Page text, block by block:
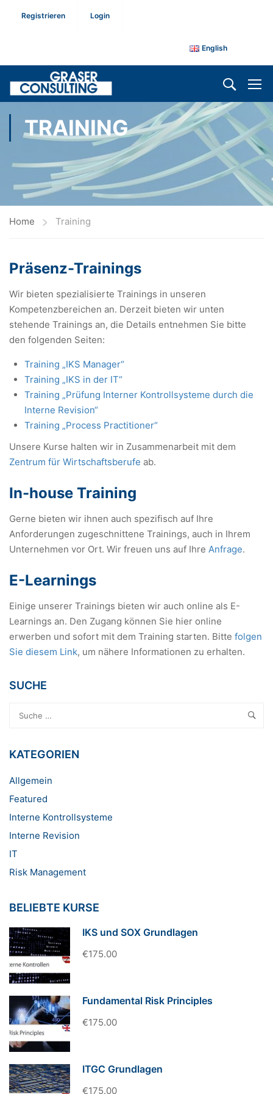
Registrieren Login
English
TRAINING
Home Training
Präsenz-Trainings
Wir bieten spezialisierte Trainings in unseren
Kompetenzbereichen an. Derzeit bieten wir unten
stehende Trainings an, die Details entnehmen Sie bitte
den folgenden Seiten:
Training „IKS Manager“
Training „IKS in der IT“
Training „Prüfung Interner Kontrollsysteme durch die
Interne Revision“
Training „Process Practitioner“
Unsere Kurse halten wir in Zusammenarbeit mit dem
Zentrum für Wirtschaftsberufe ab.
In-house Training
Gerne bieten wir ihnen auch spezifisch auf Ihre
Anforderungen zugeschnittene Trainings, auch in Ihrem
Unternehmen vor Ort. Wir freuen uns auf Ihre Anfrage.
E-Learnings
Einige unserer Trainings bieten wir auch online als E-
Learnings an. Den Zugang können Sie hier online
erwerben und sofort mit dem Training starten. Bitte folgen
Sie diesem Link, um nähere Informationen zu erhalten.
SUCHE
KATEGORIEN
Allgemein
Featured
Interne Kontrollsysteme
Interne Revision
IT
Risk Management
BELIEBTE KURSE
IKS und SOX Grundlagen
€175.00
Fundamental Risk Principles
€175.00
ITGC Grundlagen
€175.00